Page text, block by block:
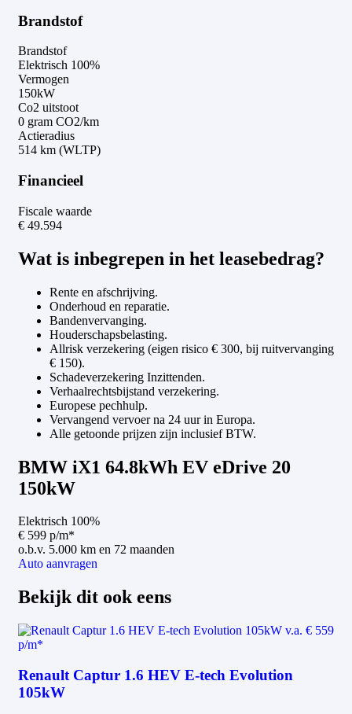
Brandstof
Brandstof
Elektrisch 100%
Vermogen
150kW
Co2 uitstoot
0 gram CO2/km
Actieradius
514 km (WLTP)
Financieel
Fiscale waarde
€ 49.594
Wat is inbegrepen in het leasebedrag?
Rente en afschrijving.
Onderhoud en reparatie.
Bandenvervanging.
Houderschapsbelasting.
Allrisk verzekering (eigen risico € 300, bij ruitvervanging
€ 150).
Schadeverzekering Inzittenden.
Verhaalrechtsbijstand verzekering.
Europese pechhulp.
Vervangend vervoer na 24 uur in Europa.
Alle getoonde prijzen zijn inclusief BTW.
BMW iX1 64.8kWh EV eDrive 20
150kW
Elektrisch 100%
€ 599 p/m*
o.b.v. 5.000 km en 72 maanden
Auto aanvragen
Bekijk dit ook eens
v.a. € 559
p/m*
Renault Captur 1.6 HEV E-tech Evolution
105kW